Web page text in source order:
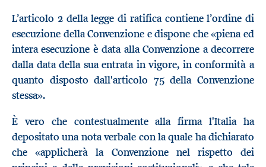
L’articolo 2 della legge di ratifica contiene l’ordine di
esecuzione della Convenzione e dispone che «piena ed
intera esecuzione è data alla Convenzione a decorrere
dalla data della sua entrata in vigore, in conformità a
quanto disposto dall'articolo 75 della Convenzione
stessa».
È vero che contestualmente alla firma l'Italia ha
depositato una nota verbale con la quale ha dichiarato
che «applicherà la Convenzione nel rispetto dei